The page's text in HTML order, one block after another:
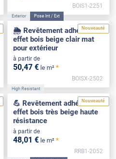
BOIS1-2251
Nouveauté
Exterior Pose Int / Ext
🌦️ Revêtement adhésif
effet bois beige clair mat
pour extérieur
à partir de
50,47 € le m² *
BOISX-2502
Nouveauté
High Resistant
💪 Revêtement adhésif
effet bois très beige haute
résistance
à partir de
48,01 € le m² *
RRB1-2052